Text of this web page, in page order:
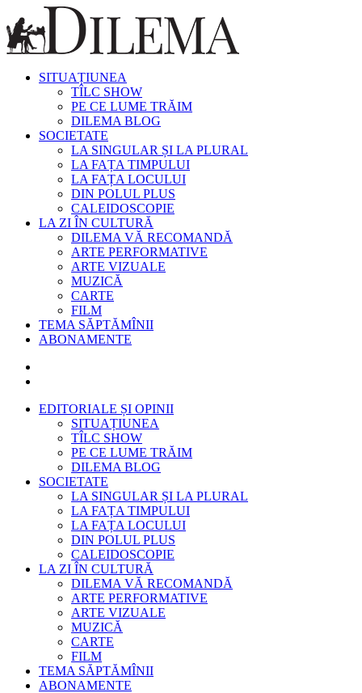
SITUAȚIUNEA
TÎLC SHOW
PE CE LUME TRĂIM
DILEMA BLOG
SOCIETATE
LA SINGULAR ȘI LA PLURAL
LA FAȚA TIMPULUI
LA FAȚA LOCULUI
DIN POLUL PLUS
CALEIDOSCOPIE
LA ZI ÎN CULTURĂ
DILEMA VĂ RECOMANDĂ
ARTE PERFORMATIVE
ARTE VIZUALE
MUZICĂ
CARTE
FILM
TEMA SĂPTĂMÎNII
ABONAMENTE
EDITORIALE ȘI OPINII
SITUAȚIUNEA
TÎLC SHOW
PE CE LUME TRĂIM
DILEMA BLOG
SOCIETATE
LA SINGULAR ȘI LA PLURAL
LA FAȚA TIMPULUI
LA FAȚA LOCULUI
DIN POLUL PLUS
CALEIDOSCOPIE
LA ZI ÎN CULTURĂ
DILEMA VĂ RECOMANDĂ
ARTE PERFORMATIVE
ARTE VIZUALE
MUZICĂ
CARTE
FILM
TEMA SĂPTĂMÎNII
ABONAMENTE